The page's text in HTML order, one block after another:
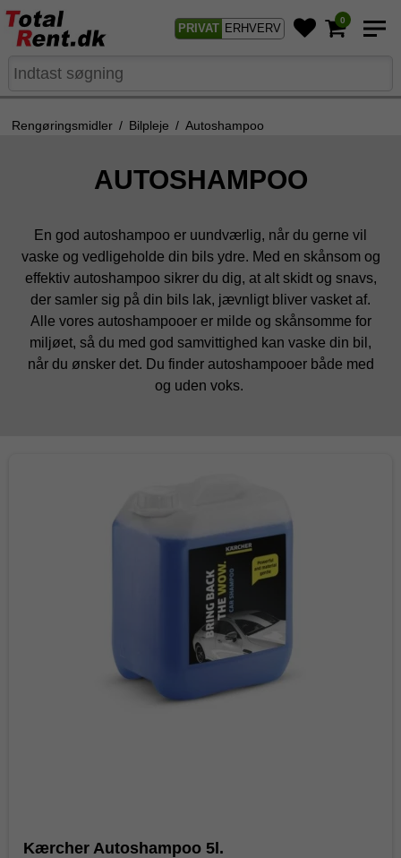
PRIVAT ERHVERV
0
Rengøringsmidler / Bilpleje / Autoshampoo
AUTOSHAMPOO
En god autoshampoo er uundværlig, når du gerne vil
vaske og vedligeholde din bils ydre. Med en skånsom og
effektiv autoshampoo sikrer du dig, at alt skidt og snavs,
der samler sig på din bils lak, jævnligt bliver vasket af.
Alle vores autoshampooer er milde og skånsomme for
miljøet, så du med god samvittighed kan vaske din bil,
når du ønsker det. Du finder autoshampooer både med
og uden voks.
Kærcher Autoshampoo 5l.